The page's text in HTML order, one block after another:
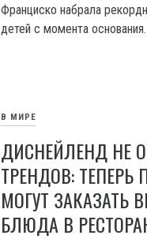
Франциско набрала
детей с момента основания.
В МИРЕ
ДИСНЕЙЛЕНД НЕ
ТРЕНДОВ: ТЕПЕРЬ
МОГУТ ЗАКАЗАТЬ
БЛЮДА В